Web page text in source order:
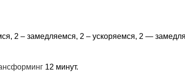
2 – замедляемся, 2 – ускоряемся, 2 —
12 минут.